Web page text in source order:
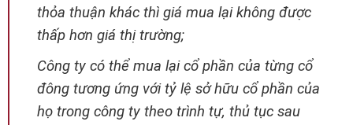
thỏa thuận khác thì giá mua lại không được
thấp hơn giá thị trường;
Công ty có thể mua lại cổ phần của từng cổ
đông tương ứng với tỷ lệ sở hữu cổ phần của
họ trong công ty theo trình tự, thủ tục sau